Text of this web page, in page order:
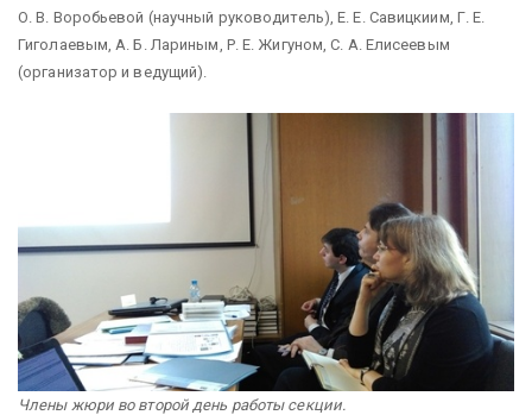
О. В. Воробьевой (научный руководитель), Е. Е. Савицкиим, Г. Е.
Гиголаевым, А. Б. Лариным, Р. Е. Жигуном, С. А. Елисеевым
(организатор и ведущий).
Члены жюри во второй день работы секции.